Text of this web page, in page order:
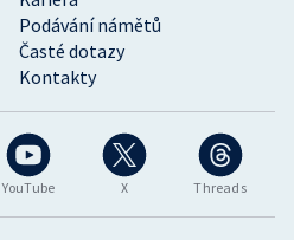
YouTube X Threads
Podávání námětů
Časté dotazy
Kontakty